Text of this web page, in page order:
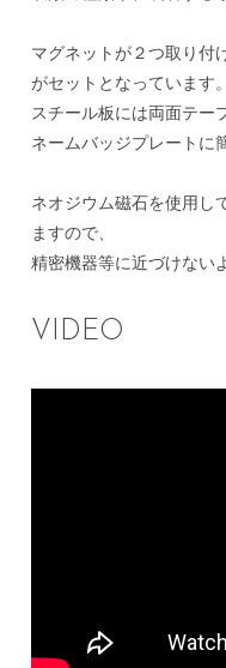
マグネットが２つ取り付
がセットとなっています。
スチール板には両面テー
ネームバッジプレートに
ネオジウム磁石を使用し
ますので、
精密機器等に近づけない
VIDEO